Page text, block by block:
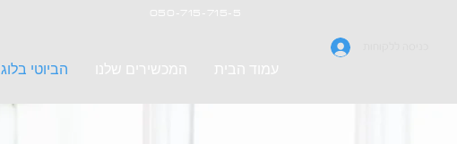
עמוד הבית המכשירים שלנו הביוטי בלוג